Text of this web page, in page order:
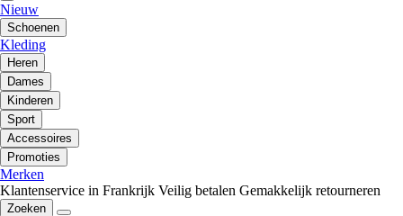
Nieuw
Schoenen
Kleding
Heren
Dames
Kinderen
Sport
Accessoires
Promoties
Merken
Klantenservice in Frankrijk Veilig betalen Gemakkelijk retourneren
Zoeken